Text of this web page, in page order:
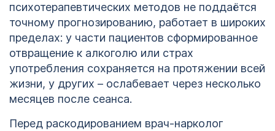
психотерапевтических методов не поддаётся
точному прогнозированию, работает в широких
пределах: у части пациентов сформированное
отвращение к алкоголю или страх
употребления сохраняется на протяжении всей
жизни, у других – ослабевает через несколько
месяцев после сеанса.
Перед раскодированием врач-нарколог